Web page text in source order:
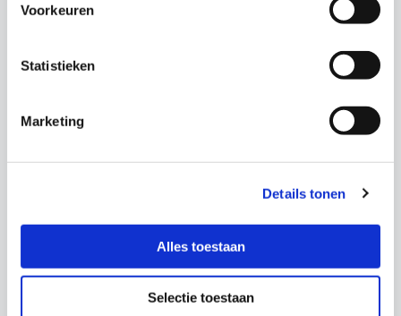
Voorkeuren
Statistieken
Marketing
Details tonen
Alles toestaan
Selectie toestaan
Site